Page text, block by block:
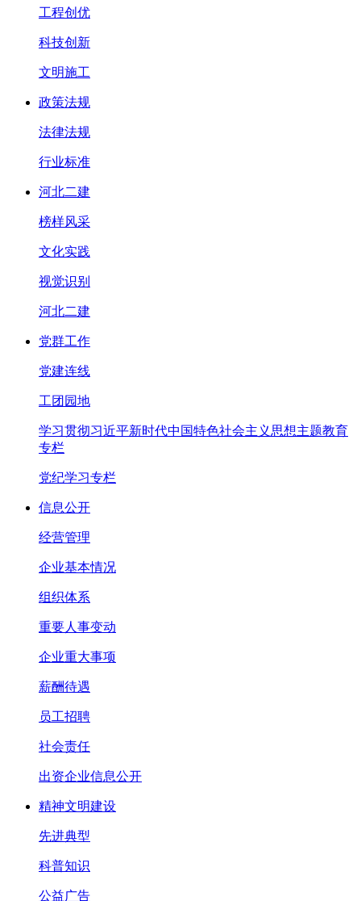
工程创优
科技创新
文明施工
政策法规
法律法规
行业标准
河北二建
榜样风采
文化实践
视觉识别
河北二建
党群工作
党建连线
工团园地
学习贯彻习近平新时代中国特色社会主义思想主题教育
专栏
党纪学习专栏
信息公开
经营管理
企业基本情况
组织体系
重要人事变动
企业重大事项
薪酬待遇
员工招聘
社会责任
出资企业信息公开
精神文明建设
先进典型
科普知识
公益广告